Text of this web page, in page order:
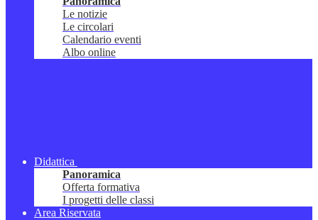
Le notizie
Le circolari
Calendario eventi
Albo online
Didattica
Panoramica
Offerta formativa
I progetti delle classi
Area Riservata